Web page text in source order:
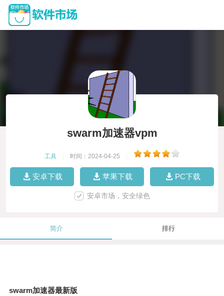
swarm加速器vpm
工具 时间：2024-04-25
安卓下载 苹果下载 PC下载
安卓市场，安全绿色
简介 排行
swarm加速器最新版